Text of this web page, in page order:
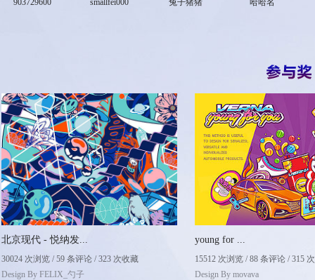
903729600 smallfei000 兔子猪猪 哈哈名
北京现代 - 悦纳发...
30024 次浏览 / 59 条评论 / 323 次收藏
Design By FELIX_勺子
young for ...
15512 次浏览 / 88 条评论 / 315
Design By movava